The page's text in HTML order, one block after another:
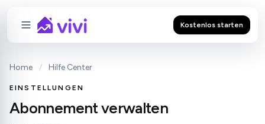
Kostenlos starten
Home / Hilfe Center
EINSTELLUNGEN
Abonnement verwalten